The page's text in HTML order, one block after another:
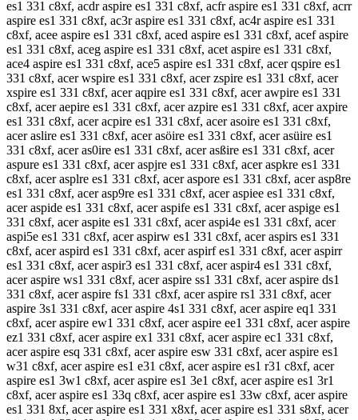
es1 331 c8xf, acdr aspire es1 331 c8xf, acfr aspire es1 331 c8xf, acrr
aspire es1 331 c8xf, ac3r aspire es1 331 c8xf, ac4r aspire es1 331
c8xf, acee aspire es1 331 c8xf, aced aspire es1 331 c8xf, acef aspire
es1 331 c8xf, aceg aspire es1 331 c8xf, acet aspire es1 331 c8xf,
ace4 aspire es1 331 c8xf, ace5 aspire es1 331 c8xf, acer qspire es1
331 c8xf, acer wspire es1 331 c8xf, acer zspire es1 331 c8xf, acer
xspire es1 331 c8xf, acer aqpire es1 331 c8xf, acer awpire es1 331
c8xf, acer aepire es1 331 c8xf, acer azpire es1 331 c8xf, acer axpire
es1 331 c8xf, acer acpire es1 331 c8xf, acer asoire es1 331 c8xf,
acer aslire es1 331 c8xf, acer asöire es1 331 c8xf, acer asüire es1
331 c8xf, acer as0ire es1 331 c8xf, acer asßire es1 331 c8xf, acer
aspure es1 331 c8xf, acer aspjre es1 331 c8xf, acer aspkre es1 331
c8xf, acer asplre es1 331 c8xf, acer aspore es1 331 c8xf, acer asp8re
es1 331 c8xf, acer asp9re es1 331 c8xf, acer aspiee es1 331 c8xf,
acer aspide es1 331 c8xf, acer aspife es1 331 c8xf, acer aspige es1
331 c8xf, acer aspite es1 331 c8xf, acer aspi4e es1 331 c8xf, acer
aspi5e es1 331 c8xf, acer aspirw es1 331 c8xf, acer aspirs es1 331
c8xf, acer aspird es1 331 c8xf, acer aspirf es1 331 c8xf, acer aspirr
es1 331 c8xf, acer aspir3 es1 331 c8xf, acer aspir4 es1 331 c8xf,
acer aspire ws1 331 c8xf, acer aspire ss1 331 c8xf, acer aspire ds1
331 c8xf, acer aspire fs1 331 c8xf, acer aspire rs1 331 c8xf, acer
aspire 3s1 331 c8xf, acer aspire 4s1 331 c8xf, acer aspire eq1 331
c8xf, acer aspire ew1 331 c8xf, acer aspire ee1 331 c8xf, acer aspire
ez1 331 c8xf, acer aspire ex1 331 c8xf, acer aspire ec1 331 c8xf,
acer aspire esq 331 c8xf, acer aspire esw 331 c8xf, acer aspire es1
w31 c8xf, acer aspire es1 e31 c8xf, acer aspire es1 r31 c8xf, acer
aspire es1 3w1 c8xf, acer aspire es1 3e1 c8xf, acer aspire es1 3r1
c8xf, acer aspire es1 33q c8xf, acer aspire es1 33w c8xf, acer aspire
es1 331 8xf, acer aspire es1 331 x8xf, acer aspire es1 331 s8xf, acer